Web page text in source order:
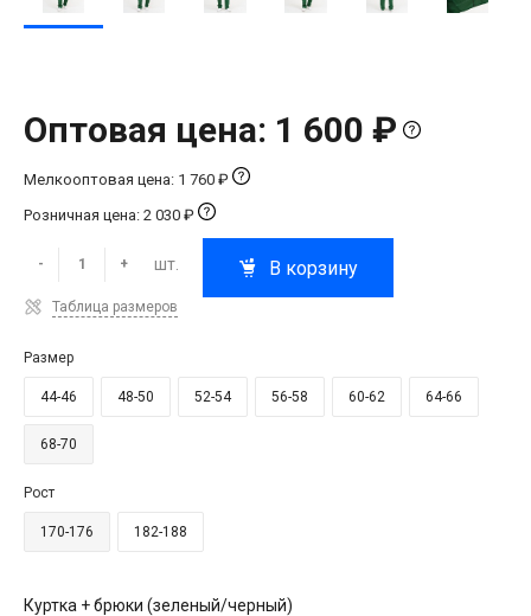
Оптовая цена: 1 600 ₽
Мелкооптовая цена: 1 760 ₽
Розничная цена: 2 030 ₽
- + шт. В корзину
Таблица размеров
Размер
44-46 48-50 52-54 56-58 60-62 64-66
68-70
Рост
170-176 182-188
Куртка + брюки (зеленый/черный)